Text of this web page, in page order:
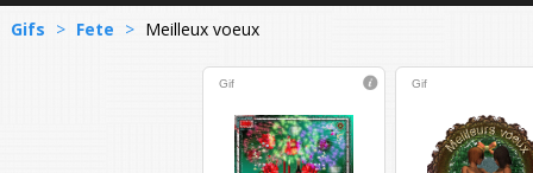
Gifs > Fete > Meilleux voeux
Gif Gif